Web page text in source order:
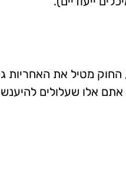
מטיל את האחריות
אלו שעלולים